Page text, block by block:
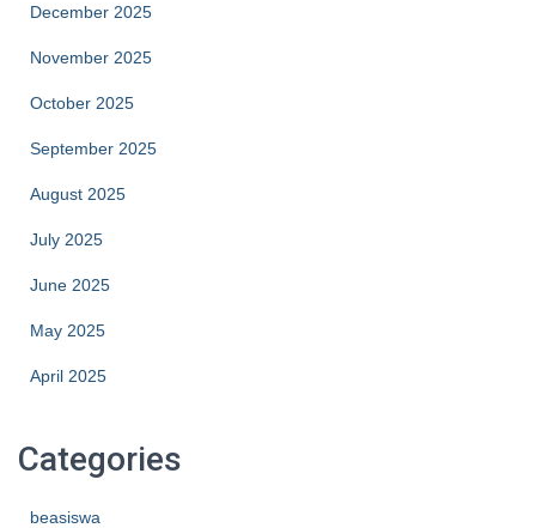
December 2025
November 2025
October 2025
September 2025
August 2025
July 2025
June 2025
May 2025
April 2025
Categories
beasiswa